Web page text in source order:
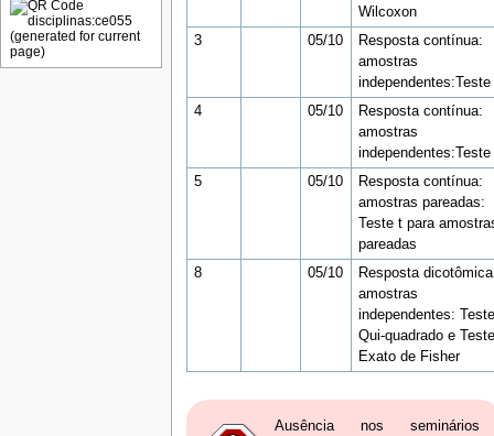
Wilcoxon
3
05/10
Resposta contínua:
amostras
independentes:Teste
4
05/10
Resposta contínua:
amostras
independentes:Teste
5
05/10
Resposta contínua:
amostras pareadas:
Teste t para
pareadas
8
05/10
Resposta
amostras
independentes: Teste
Qui-quadrado e Teste
Exato de Fisher
Ausência nos seminários